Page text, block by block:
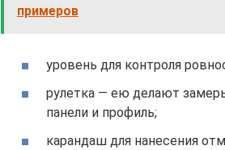
примеров
уровень для контроля
рулетка — ею делают
панели и профиль;
карандаш для нанесения